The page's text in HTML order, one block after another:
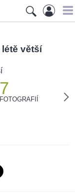
větší
7
FOTOGRAFIÍ